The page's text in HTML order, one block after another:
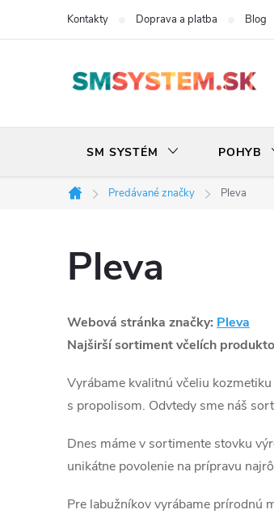
Kontakty Doprava a platba Blog
SM SYSTÉM POHYB
Domov
Predávané značky Pleva
Pleva
Webová stránka značky: Pleva
Najširší sortiment včelích
Vyrábame kvalitnú včeliu
s propolisom. Odvtedy sme náš
Dnes máme v sortimente stovku
unikátne povolenie na prípravu
Pre labužníkov vyrábame prírodnú